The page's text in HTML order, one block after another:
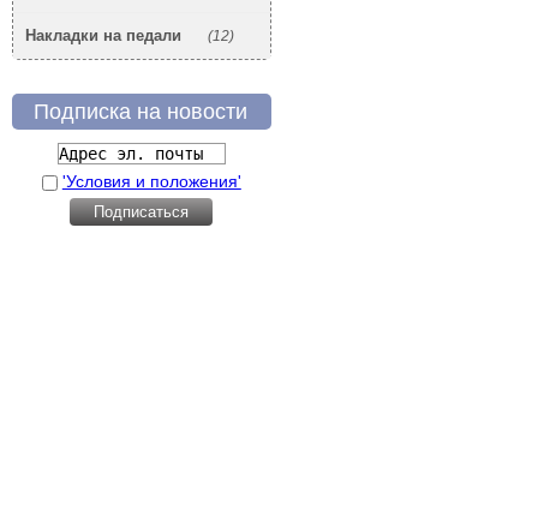
(12)
Накладки на педали
Подписка на новости
'Условия и положения'